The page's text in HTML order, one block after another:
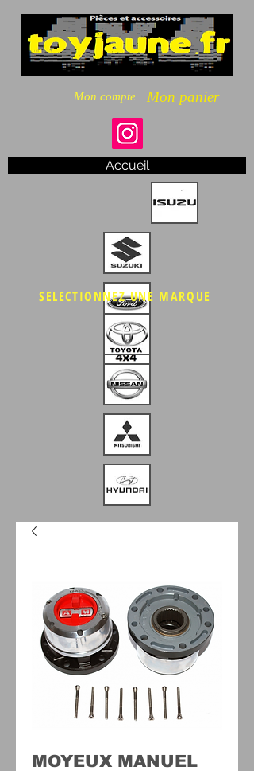
Mon compte Mon panier
Accueil
SELECTIONNEZ UNE MARQUE
MOYEUX MANUEL